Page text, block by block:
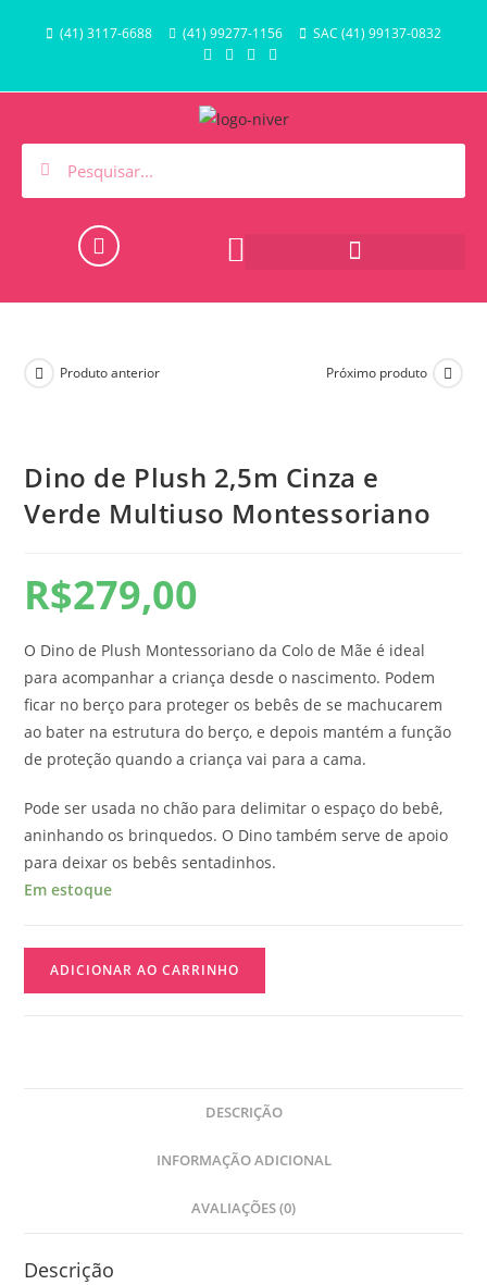
(41) 3117-6688 (41) 99277-1156 SAC (41) 99137-0832
Produto anterior Próximo produto
Dino de Plush 2,5m Cinza e
Verde Multiuso Montessoriano
R$279,00
O Dino de Plush Montessoriano da Colo de Mãe é ideal
para acompanhar a criança desde o nascimento. Podem
ficar no berço para proteger os bebês de se machucarem
ao bater na estrutura do berço, e depois mantém a função
de proteção quando a criança vai para a cama.
Pode ser usada no chão para delimitar o espaço do bebê,
aninhando os brinquedos. O Dino também serve de apoio
para deixar os bebês sentadinhos.
Em estoque
ADICIONAR AO CARRINHO
DESCRIÇÃO
INFORMAÇÃO ADICIONAL
AVALIAÇÕES (0)
Descrição